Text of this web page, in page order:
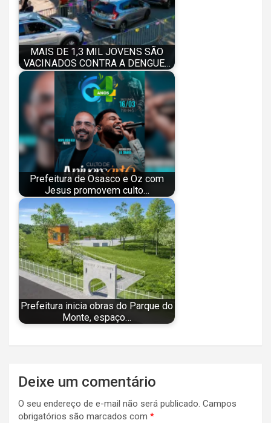
MAIS DE 1,3 MIL JOVENS SÃO
VACINADOS CONTRA A DENGUE…
Prefeitura de Osasco e Oz com
Jesus promovem culto…
Prefeitura inicia obras do Parque do
Monte, espaço…
Navegação
de
Post
Deixe um comentário
O seu endereço de e-mail não será publicado. Campos
obrigatórios são marcados com *